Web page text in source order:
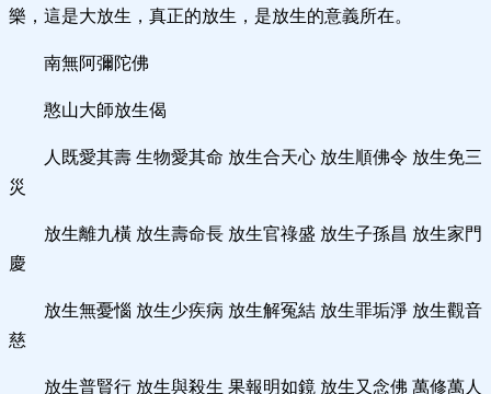
樂，這是大放生，真正的放生，是放生的意義所在。
南無阿彌陀佛
憨山大師放生偈
人既愛其壽 生物愛其命 放生合天心 放生順佛令 放生免三
災
放生離九橫 放生壽命長 放生官祿盛 放生子孫昌 放生家門
慶
放生無憂惱 放生少疾病 放生解冤結 放生罪垢淨 放生觀音
慈
放生普賢行 放生與殺生 果報明如鏡 放生又念佛 萬修萬人